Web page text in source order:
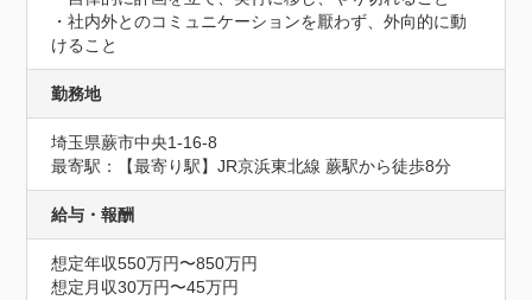
・社内外とのコミュニケーションを厭わず、外向的に動
けること
勤務地
埼玉県蕨市中央1-16-8
最寄駅：【最寄り駅】JR京浜東北線 蕨駅から徒歩8分
給与・報酬
想定年収550万円〜850万円
想定月収30万円〜45万円